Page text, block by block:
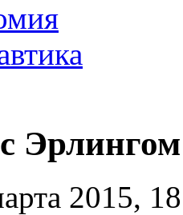
2015,